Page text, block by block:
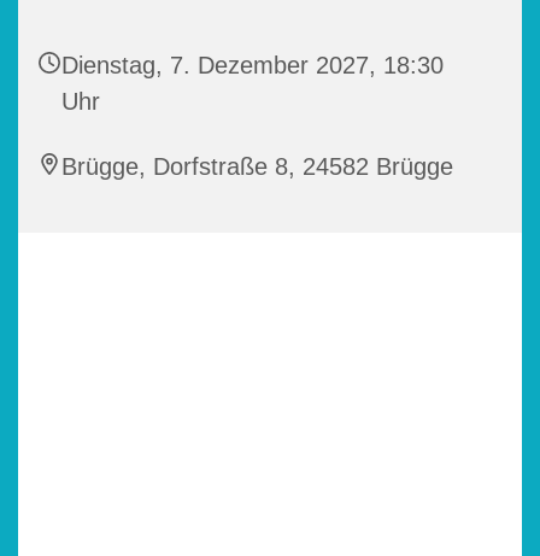
Dienstag, 7. Dezember 2027, 18:30
Uhr
Brügge, Dorfstraße 8, 24582 Brügge